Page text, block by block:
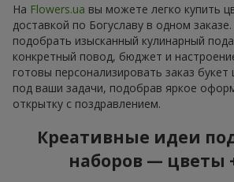
На Flowers.ua вы можете легко купить
доставкой по Богуславу в одном
подобрать изысканный кулинарный
конкретный повод, бюджет и
готовы персонализировать заказ
под ваши задачи, подобрав яркое
открытку с поздравлением.
Креативные идеи
наборов — цветы